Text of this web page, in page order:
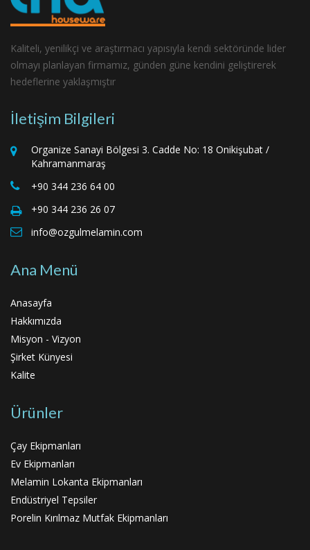
Kaliteli, yenilikçi ve araştırmacı yapısıyla kendi sektöründe lider
olmayı planlayan firmamız, günden güne kendini geliştirerek
hedeflerine yaklaşmıştır
İletişim Bilgileri
Organize Sanayi Bölgesi 3. Cadde No: 18 Onikişubat /
Kahramanmaraş
+90 344 236 64 00
+90 344 236 26 07
info@ozgulmelamin.com
Ana Menü
Anasayfa
Hakkımızda
Misyon - Vizyon
Şirket Künyesi
Kalite
Ürünler
Çay Ekipmanları
Ev Ekipmanları
Melamin Lokanta Ekipmanları
Endüstriyel Tepsiler
Porelin Kırılmaz Mutfak Ekipmanları